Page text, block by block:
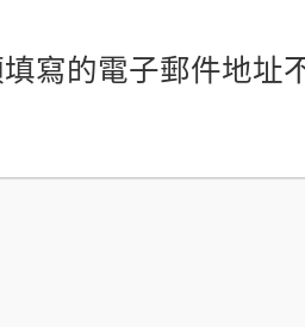
寫的電子郵件地址